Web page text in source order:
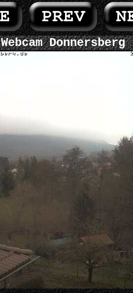
Webcam Donnersberg